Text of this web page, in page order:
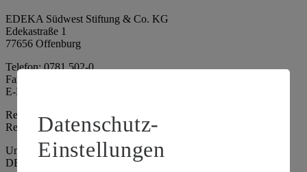
EDEKA Südwest Stiftung & Co. KG
Edekastraße 1
77656 Offenburg
Telefon: 0781 502-0
Fax: 0781 502-6180
E-Mail: kundenservice@edeka-suedwest.de
Registergericht: Amtsgericht Freiburg i.B.
Registernummer: HRA 707629
Umsatzsteuer-Identifikationsnummer gem. § 27a UStG:
DE815916131
Datenschutz-
Einstellungen